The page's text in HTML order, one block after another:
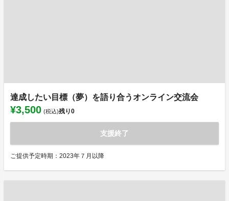
達成したい目標（夢）を語り合うオンライン交流会
¥3,500 (税込)残り0
支援終了
ご提供予定時期：2023年７月以降